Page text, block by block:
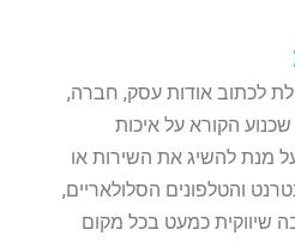
לכתוב אודות עסק, חברה,
הקורא על איכות
מנת להשיג את השירות או
והטלפונים הסלולאריים,
שיווקית כמעט בכל מקום